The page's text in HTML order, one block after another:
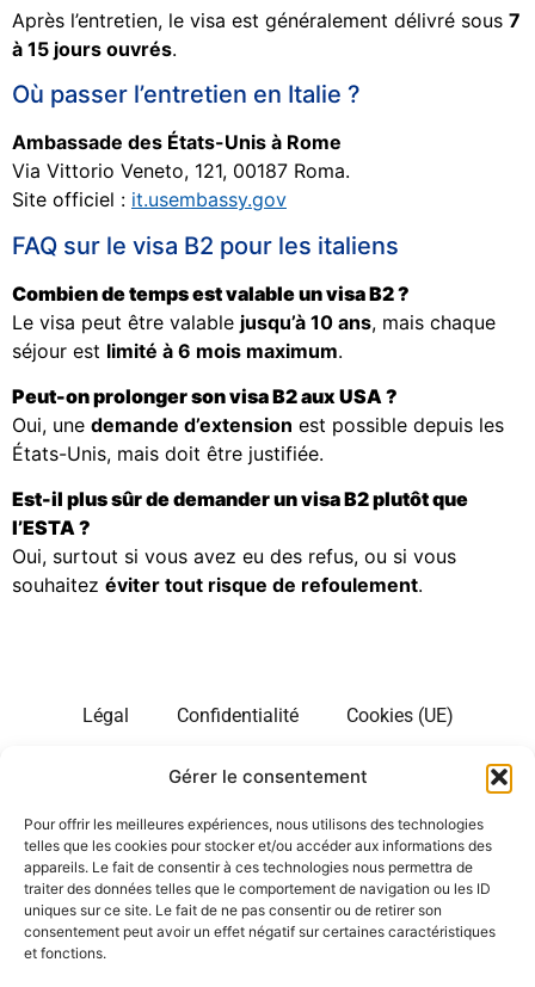
Gérer le consentement
Pour offrir les meilleures expériences, nous utilisons des technologies
telles que les cookies pour stocker et/ou accéder aux informations des
appareils. Le fait de consentir à ces technologies nous permettra de
traiter des données telles que le comportement de navigation ou les ID
uniques sur ce site. Le fait de ne pas consentir ou de retirer son
consentement peut avoir un effet négatif sur certaines caractéristiques
et fonctions.
Après l’entretien, le visa est généralement délivré sous 7
à 15 jours ouvrés.
Où passer l’entretien en Italie ?
Ambassade des États-Unis à Rome
Via Vittorio Veneto, 121, 00187 Roma.
Site officiel : it.usembassy.gov
FAQ sur le visa B2 pour les italiens
Combien de temps est valable un visa B2 ?
Le visa peut être valable jusqu’à 10 ans, mais chaque
séjour est limité à 6 mois maximum.
Peut-on prolonger son visa B2 aux USA ?
Oui, une demande d’extension est possible depuis les
États-Unis, mais doit être justifiée.
Est-il plus sûr de demander un visa B2 plutôt que
l’ESTA ?
Oui, surtout si vous avez eu des refus, ou si vous
souhaitez éviter tout risque de refoulement.
Légal Confidentialité Cookies (UE)
Site d’information sur les longs séjours touristiques aux
sommes un portail d’information indépendant de toute
administration. Notre site Internet a pour seul objectif
d’informer les voyageurs à destination des Etats Unis.
Nous ne proposons aucun service payant et nous ne
collectons pas de données personnelles des internautes